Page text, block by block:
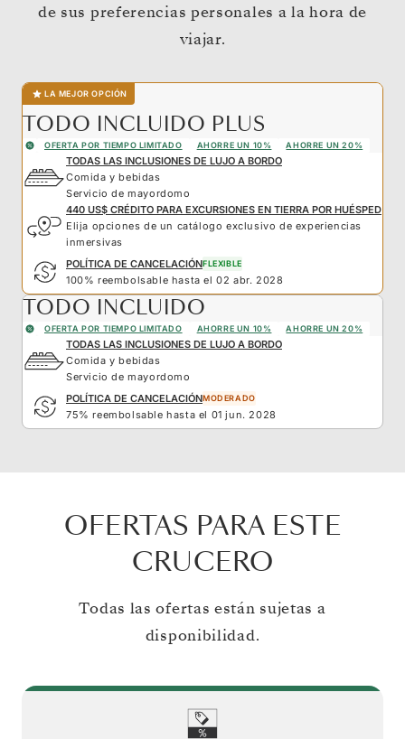
de sus preferencias personales a la hora de
viajar.
LA MEJOR OPCIÓN
TODO INCLUIDO PLUS
OFERTA POR TIEMPO LIMITADO AHORRE UN 10% AHORRE UN 20%
TODAS LAS INCLUSIONES DE LUJO A BORDO
Comida y bebidas
Servicio de mayordomo
440 US$ CRÉDITO PARA EXCURSIONES EN TIERRA POR HUÉSPED
Elija opciones de un catálogo exclusivo de experiencias
inmersivas
POLÍTICA DE CANCELACIÓNFLEXIBLE
100% reembolsable hasta el 02 abr. 2028
TODO INCLUIDO
OFERTA POR TIEMPO LIMITADO AHORRE UN 10% AHORRE UN 20%
TODAS LAS INCLUSIONES DE LUJO A BORDO
Comida y bebidas
Servicio de mayordomo
POLÍTICA DE CANCELACIÓNMODERADO
75% reembolsable hasta el 01 jun. 2028
OFERTAS PARA ESTE
CRUCERO
Todas las ofertas están sujetas a
disponibilidad.